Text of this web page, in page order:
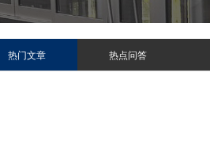
热门文章 热点问答